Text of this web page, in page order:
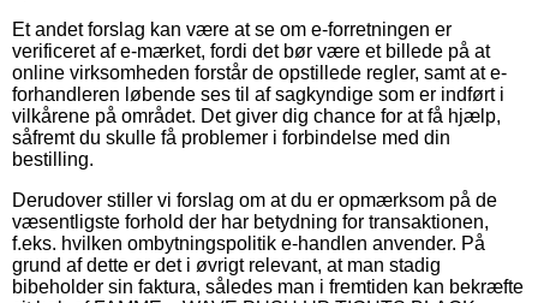
Et andet forslag kan være at se om e-forretningen er
verificeret af e-mærket, fordi det bør være et billede på at
online virksomheden forstår de opstillede regler, samt at e-
forhandleren løbende ses til af sagkyndige som er indført i
vilkårene på området. Det giver dig chance for at få hjælp,
såfremt du skulle få problemer i forbindelse med din
bestilling.
Derudover stiller vi forslag om at du er opmærksom på de
væsentligste forhold der har betydning for transaktionen,
f.eks. hvilken ombytningspolitik e-handlen anvender. På
grund af dette er det i øvrigt relevant, at man stadig
bibeholder sin faktura, således man i fremtiden kan bekræfte